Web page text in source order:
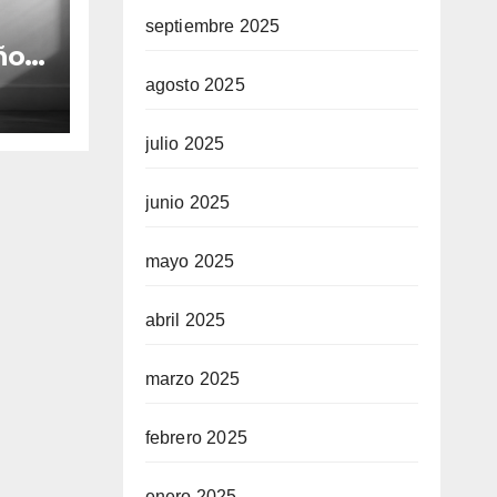
septiembre 2025
agosto 2025
julio 2025
junio 2025
mayo 2025
abril 2025
marzo 2025
febrero 2025